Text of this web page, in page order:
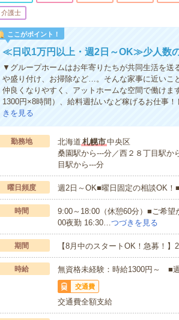
介護士
ここがポイント！
≪日収1万円以上・週2日～OK≫少人数
▼グループホームはお年寄りたちが共同生活を送
や盛り付け、お掃除など…。そんな家事に近いこ
仲良くなりやすく、アットホームな空間で働け
1300円×8時間）、給料週払いなど稼げるお仕事
きを見る
勤務地 北海道札幌市中央区
桑園駅から---分／西２８丁目駅か
目駅から---分
曜日頻度 週2日～OK■曜日固定の相談OK！
時間
9:00～18:00（休憩60分）■ご希
00夜勤 16:30…つづきを見る
期間 【8月中のスタートOK！急募！
時給 無資格未経験：時給1300円～ ■
交通費
交通費全額支給